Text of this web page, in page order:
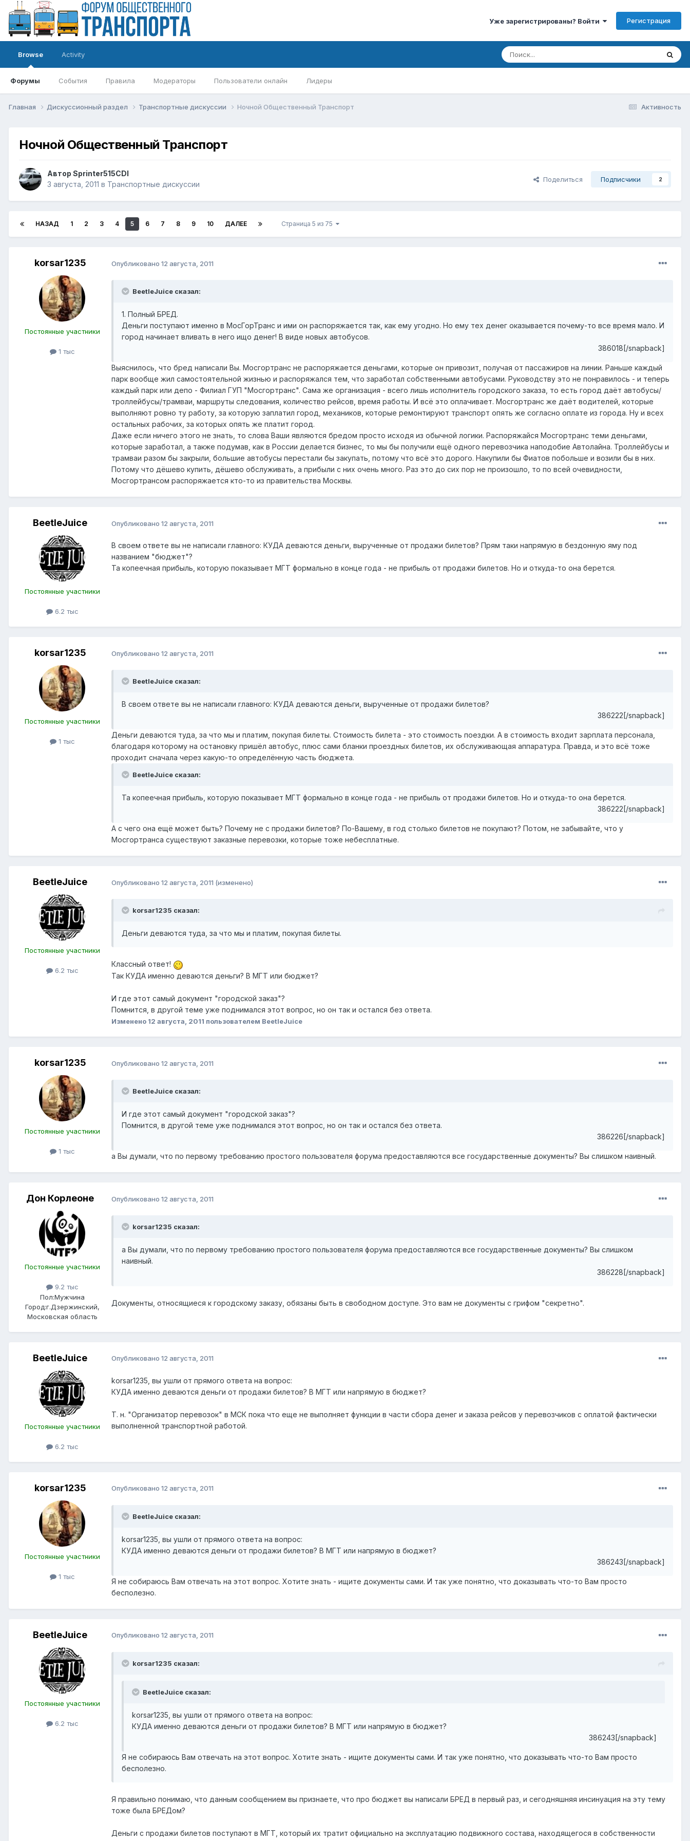
Уже зарегистрированы? Войти Регистрация
Browse
Форумы События Правила Модераторы Пользователи онлайн Лидеры
Activity
Активность
Главная Дискуссионный раздел Транспортные дискуссии Ночной Общественный Транспорт
Ночной Общественный Транспорт
Автор Sprinter515CDI
3 августа, 2011 в Транспортные дискуссии
Поделиться Подписчики 2
НАЗАД 1 2 3 4 5 6 7 8 9 10 ДАЛЕЕ Страница 5 из 75
korsar1235
Постоянные участники
1 тыс
Опубликовано 12 августа, 2011
BeetleJuice сказал:
1. Полный БРЕД.
Деньги поступают именно в МосГорТранс и ими он распоряжается так, как ему угодно. Но ему тех денег оказывается почему-то все время мало. И
город начинает вливать в него ищо денег! В виде новых автобусов.
386018[/snapback]
Выяснилось, что бред написали Вы. Мосгортранс не распоряжается деньгами, которые он привозит, получая от пассажиров на линии. Раньше каждый
парк вообще жил самостоятельной жизнью и распоряжался тем, что заработал собственными автобусами. Руководству это не понравилось - и теперь
каждый парк или депо - Филиал ГУП "Мосгортранс". Сама же организация - всего лишь исполнитель городского заказа, то есть город даёт автобусы/
троллейбусы/трамваи, маршруты следования, количество рейсов, время работы. И всё это оплачивает. Мосгортранс же даёт водителей, которые
выполняют ровно ту работу, за которую заплатил город, механиков, которые ремонтируют транспорт опять же согласно оплате из города. Ну и всех
остальных рабочих, за которых опять же платит город.
Даже если ничего этого не знать, то слова Ваши являются бредом просто исходя из обычной логики. Распоряжайся Мосгортранс теми деньгами,
которые заработал, а также подумав, как в России делается бизнес, то мы бы получили ещё одного перевозчика наподобие Автолайна. Троллейбусы и
трамваи разом бы закрыли, большие автобусы перестали бы закупать, потому что всё это дорого. Накупили бы Фиатов побольше и возили бы в них.
Потому что дёшево купить, дёшево обслуживать, а прибыли с них очень много. Раз это до сих пор не произошло, то по всей очевидности,
Мосгортрансом распоряжается кто-то из правительства Москвы.
BeetleJuice
Постоянные участники
6.2 тыс
Опубликовано 12 августа, 2011
В своем ответе вы не написали главного: КУДА деваются деньги, вырученные от продажи билетов? Прям таки напрямую в бездонную яму под
названием "бюджет"?
Та копеечная прибыль, которую показывает МГТ формально в конце года - не прибыль от продажи билетов. Но и откуда-то она берется.
korsar1235
Постоянные участники
1 тыс
Опубликовано 12 августа, 2011
BeetleJuice сказал:
В своем ответе вы не написали главного: КУДА деваются деньги, вырученные от продажи билетов?
386222[/snapback]
Деньги деваются туда, за что мы и платим, покупая билеты. Стоимость билета - это стоимость поездки. А в стоимость входит зарплата персонала,
благодаря которому на остановку пришёл автобус, плюс сами бланки проездных билетов, их обслуживающая аппаратура. Правда, и это всё тоже
проходит сначала через какую-то определённую часть бюджета.
BeetleJuice сказал:
Та копеечная прибыль, которую показывает МГТ формально в конце года - не прибыль от продажи билетов. Но и откуда-то она берется.
386222[/snapback]
А с чего она ещё может быть? Почему не с продажи билетов? По-Вашему, в год столько билетов не покупают? Потом, не забывайте, что у
Мосгортранса существуют заказные перевозки, которые тоже небесплатные.
BeetleJuice
Постоянные участники
6.2 тыс
Опубликовано 12 августа, 2011 (изменено)
korsar1235 сказал:
Деньги деваются туда, за что мы и платим, покупая билеты.
Классный ответ!
Так КУДА именно деваются деньги? В МГТ или бюджет?
И где этот самый документ "городской заказ"?
Помнится, в другой теме уже поднимался этот вопрос, но он так и остался без ответа.
Изменено 12 августа, 2011 пользователем BeetleJuice
korsar1235
Постоянные участники
1 тыс
Опубликовано 12 августа, 2011
BeetleJuice сказал:
И где этот самый документ "городской заказ"?
Помнится, в другой теме уже поднимался этот вопрос, но он так и остался без ответа.
386226[/snapback]
а Вы думали, что по первому требованию простого пользователя форума предоставляются все государственные документы? Вы слишком наивный.
Дон Корлеоне
Постоянные участники
9.2 тыс
Пол:Мужчина
Город:г.Дзержинский,
Московская область
Опубликовано 12 августа, 2011
korsar1235 сказал:
а Вы думали, что по первому требованию простого пользователя форума предоставляются все государственные документы? Вы слишком
наивный.
386228[/snapback]
Документы, относящиеся к городскому заказу, обязаны быть в свободном доступе. Это вам не документы с грифом "секретно".
BeetleJuice
Постоянные участники
6.2 тыс
Опубликовано 12 августа, 2011
korsar1235, вы ушли от прямого ответа на вопрос:
КУДА именно деваются деньги от продажи билетов? В МГТ или напрямую в бюджет?
Т. н. "Организатор перевозок" в МСК пока что еще не выполняет функции в части сбора денег и заказа рейсов у перевозчиков с оплатой фактически
выполненной транспортной работой.
korsar1235
Постоянные участники
1 тыс
Опубликовано 12 августа, 2011
BeetleJuice сказал:
korsar1235, вы ушли от прямого ответа на вопрос:
КУДА именно деваются деньги от продажи билетов? В МГТ или напрямую в бюджет?
386243[/snapback]
Я не собираюсь Вам отвечать на этот вопрос. Хотите знать - ищите документы сами. И так уже понятно, что доказывать что-то Вам просто
бесполезно.
BeetleJuice
Постоянные участники
6.2 тыс
Опубликовано 12 августа, 2011
korsar1235 сказал:
BeetleJuice сказал:
korsar1235, вы ушли от прямого ответа на вопрос:
КУДА именно деваются деньги от продажи билетов? В МГТ или напрямую в бюджет?
386243[/snapback]
Я не собираюсь Вам отвечать на этот вопрос. Хотите знать - ищите документы сами. И так уже понятно, что доказывать что-то Вам просто
бесполезно.
Я правильно понимаю, что данным сообщением вы признаете, что про бюджет вы написали БРЕД в первый раз, и сегодняшняя инсинуация на эту тему
тоже была БРЕДом?
Деньги с продажи билетов поступают в МГТ, который их тратит официально на эксплуатацию подвижного состава, находящегося в собственности